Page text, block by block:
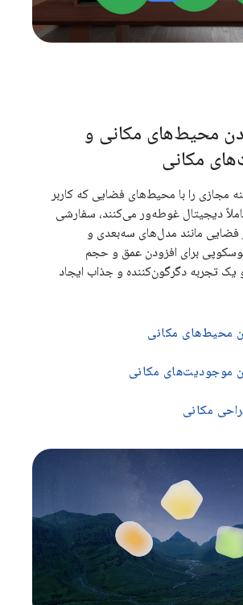
محیط‌های مکانی و
مکانی
مجازی را با محیط‌های فضایی که کاربر
دیجیتال غوطه‌ور می‌کنند، سفارشی
فضایی مانند مدل‌های سه‌بعدی و
برای افزودن عمق و حجم
یک تجربه دگرگون‌کننده و جذاب ایجاد
محیط‌های مکانی
موجودیت‌های مکانی
مکانی